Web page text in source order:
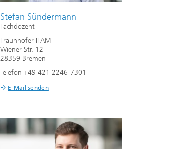
Stefan Sündermann
Fachdozent
Fraunhofer IFAM
Wiener Str. 12
28359 Bremen
Telefon +49 421 2246-7301
E-Mail senden